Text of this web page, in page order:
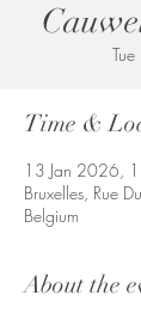
Time &
13 Jan 2026,
Bruxelles, Rue
Belgium
About the